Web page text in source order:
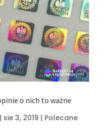
o nich to ważne
| sie 3, 2019 | Polecane